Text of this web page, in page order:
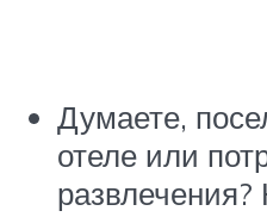
Думаете,
отеле или